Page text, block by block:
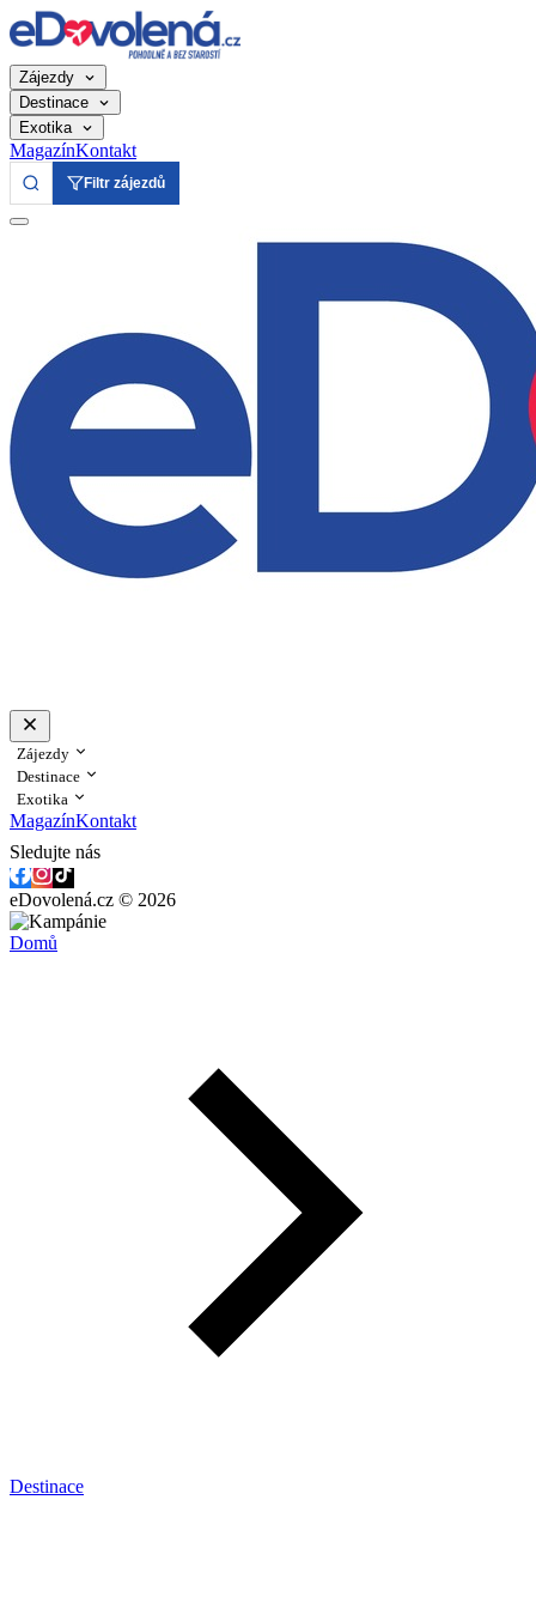
Zájezdy
Destinace
Exotika
MagazínKontakt
Filtr zájezdů
Zájezdy
Destinace
Exotika
MagazínKontakt
Sledujte nás
eDovolená.cz © 2026
Domů
Destinace